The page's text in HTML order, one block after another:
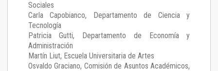
Sociales
Carla Capobianco, Departamento de Ciencia y
Tecnología
Patricia Gutti, Departamento de Economía y
Administración
Martín Liut, Escuela Universitaria de Artes
Osvaldo Graciano, Comisión de Asuntos Académicos,